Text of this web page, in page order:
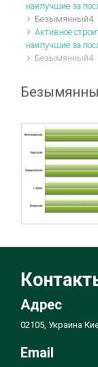
наилучшие за
Безымянный4
Активное
наилучшие за
Безымянный4
Адрес
02105, Украина
Email